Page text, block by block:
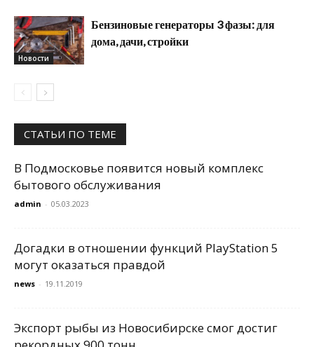
Новости
Бензиновые генераторы 3 фазы: для
дома, дачи, стройки
СТАТЬИ ПО ТЕМЕ
В Подмосковье появится новый комплекс
бытового обслуживания
admin - 05.03.2023
Догадки в отношении функций PlayStation 5
могут оказаться правдой
news - 19.11.2019
Экспорт рыбы из Новосибирске смог достиг